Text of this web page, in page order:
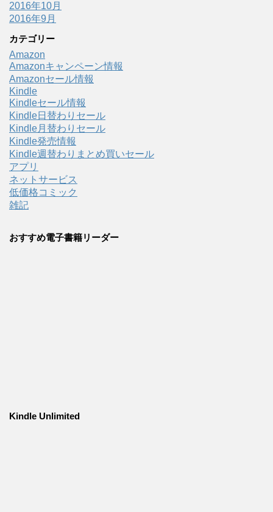
2016年10月
2016年9月
カテゴリー
Amazon
Amazonキャンペーン情報
Amazonセール情報
Kindle
Kindleセール情報
Kindle日替わりセール
Kindle月替わりセール
Kindle発売情報
Kindle週替わりまとめ買いセール
アプリ
ネットサービス
低価格コミック
雑記
おすすめ電子書籍リーダー
Kindle Unlimited